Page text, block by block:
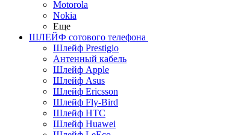
Motorola
Nokia
Еще
ШЛЕЙФ сотового телефона
Шлейф Prestigio
Антенный кабель
Шлейф Apple
Шлейф Asus
Шлейф Ericsson
Шлейф Fly-Bird
Шлейф HTC
Шлейф Huawei